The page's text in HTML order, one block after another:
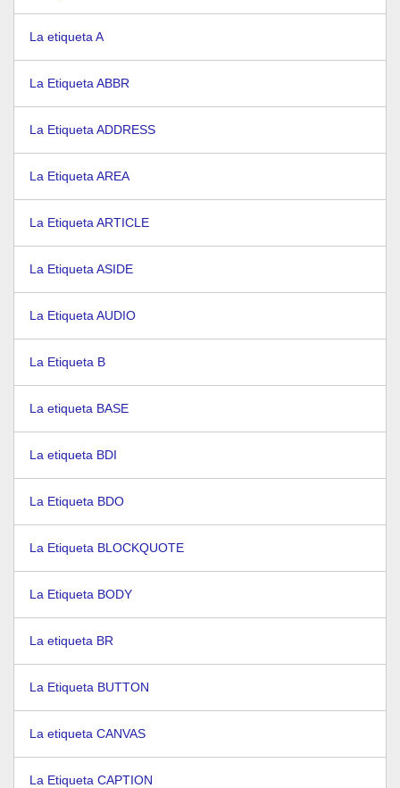
La etiqueta A
La Etiqueta ABBR
La Etiqueta ADDRESS
La Etiqueta AREA
La Etiqueta ARTICLE
La Etiqueta ASIDE
La Etiqueta AUDIO
La Etiqueta B
La etiqueta BASE
La etiqueta BDI
La Etiqueta BDO
La Etiqueta BLOCKQUOTE
La Etiqueta BODY
La etiqueta BR
La Etiqueta BUTTON
La etiqueta CANVAS
La Etiqueta CAPTION